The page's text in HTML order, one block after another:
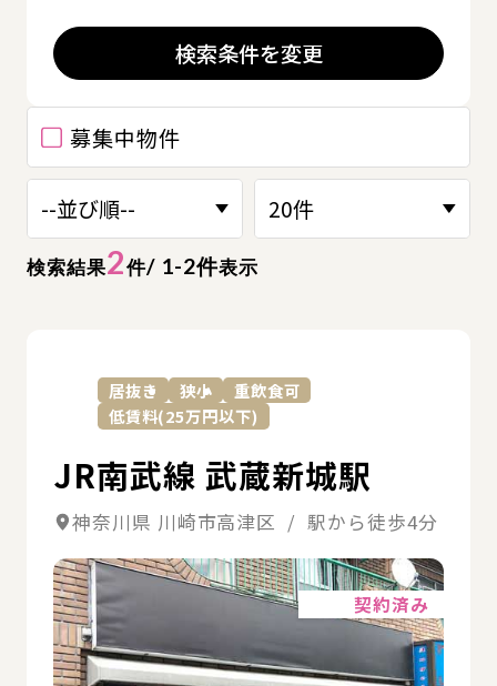
検索結果2件/ 1-2件表示
募集中物件
居抜き 狭小
重飲食可
低賃料(25万円以下)
JR南武線 武蔵新城駅
神奈川県 川崎市高津区 / 駅から徒歩4分
契約済み
検索条件を変更